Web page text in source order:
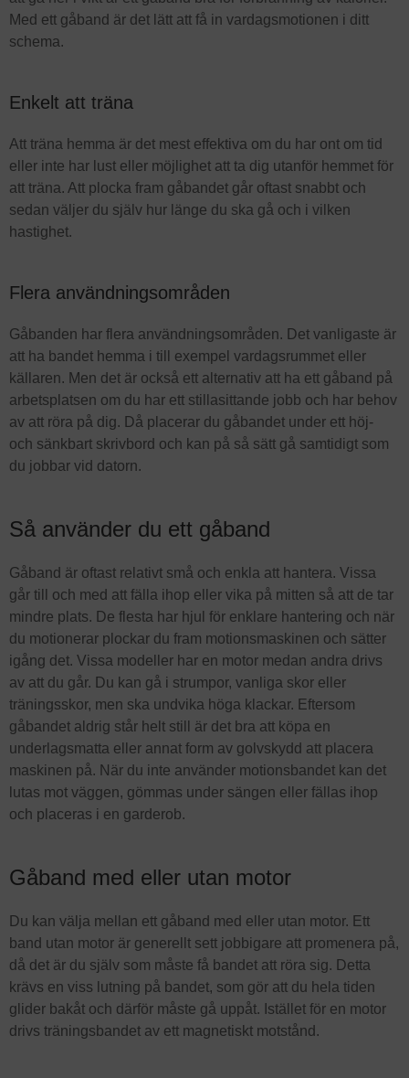
Med ett gåband är det lätt att få in vardagsmotionen i ditt
schema.
Enkelt att träna
Att träna hemma är det mest effektiva om du har ont om tid
eller inte har lust eller möjlighet att ta dig utanför hemmet för
att träna. Att plocka fram gåbandet går oftast snabbt och
sedan väljer du själv hur länge du ska gå och i vilken
hastighet.
Flera användningsområden
Gåbanden har flera användningsområden. Det vanligaste är
att ha bandet hemma i till exempel vardagsrummet eller
källaren. Men det är också ett alternativ att ha ett gåband på
arbetsplatsen om du har ett stillasittande jobb och har behov
av att röra på dig. Då placerar du gåbandet under ett höj-
och sänkbart skrivbord och kan på så sätt gå samtidigt som
du jobbar vid datorn.
Så använder du ett gåband
Gåband är oftast relativt små och enkla att hantera. Vissa
går till och med att fälla ihop eller vika på mitten så att de tar
mindre plats. De flesta har hjul för enklare hantering och när
du motionerar plockar du fram motionsmaskinen och sätter
igång det. Vissa modeller har en motor medan andra drivs
av att du går. Du kan gå i strumpor, vanliga skor eller
träningsskor, men ska undvika höga klackar. Eftersom
gåbandet aldrig står helt still är det bra att köpa en
underlagsmatta eller annat form av golvskydd att placera
maskinen på. När du inte använder motionsbandet kan det
lutas mot väggen, gömmas under sängen eller fällas ihop
och placeras i en garderob.
Gåband med eller utan motor
Du kan välja mellan ett gåband med eller utan motor. Ett
band utan motor är generellt sett jobbigare att promenera på,
då det är du själv som måste få bandet att röra sig. Detta
krävs en viss lutning på bandet, som gör att du hela tiden
glider bakåt och därför måste gå uppåt. Istället för en motor
drivs träningsbandet av ett magnetiskt motstånd.